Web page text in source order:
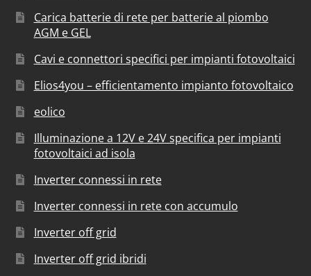
Carica batterie di rete per batterie al piombo
AGM e GEL
Cavi e connettori specifici per impianti fotovoltaici
Elios4you – efficientamento impianto fotovoltaico
eolico
Illuminazione a 12V e 24V specifica per impianti
fotovoltaici ad isola
Inverter connessi in rete
Inverter connessi in rete con accumulo
Inverter off grid
Inverter off grid ibridi